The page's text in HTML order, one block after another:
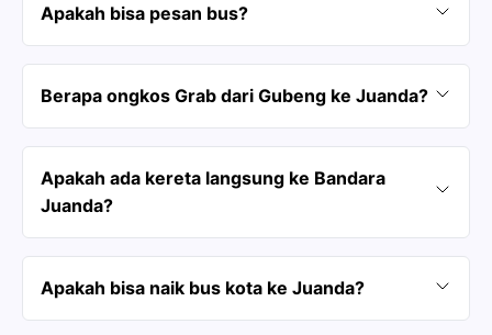
Apakah bisa pesan bus?
Berapa ongkos Grab dari Gubeng ke Juanda?
Apakah ada kereta langsung ke Bandara
Juanda?
Apakah bisa naik bus kota ke Juanda?